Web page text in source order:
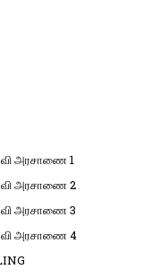
அரசாணை 1
அரசாணை 2
அரசாணை 3
அரசாணை 4